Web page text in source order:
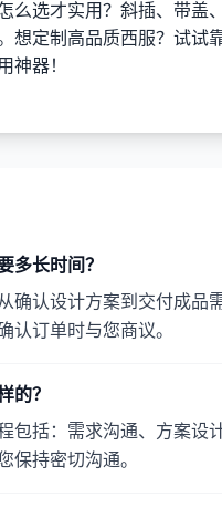
么选才实用？斜插、带盖
想定制高品质西服？试试
神器！
多长时间？
确认设计方案到交付成品
认订单时与您商议。
的？
包括：需求沟通、方案设
保持密切沟通。